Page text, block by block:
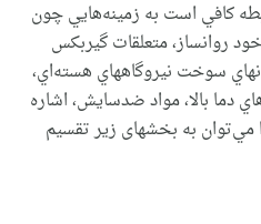
كافي است به زمينه‌هايي چون
روانساز، متعلقات گيربكس
سوخت نيروگاههاي هسته‌اي،
دما بالا، مواد ضدسايش، اشاره
مي‌توان به بخشهای زیر تقسيم